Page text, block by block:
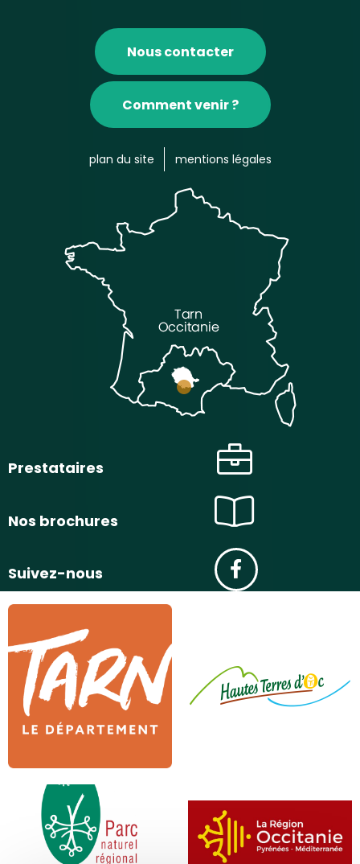
Nous contacter
Comment venir ?
plan du site mentions légales
Prestataires
Nos brochures
Suivez-nous